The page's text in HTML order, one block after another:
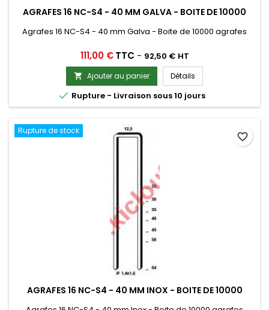
AGRAFES 16 NC-S4 - 40 MM GALVA - BOITE DE 10000
Agrafes 16 NC-S4 - 40 mm Galva - Boite de 10000 agrafes
Prix
111,00 € TTC - 92,50 € HT
 Ajouter au panier Détails
 Rupture - Livraison sous 10 jours
Rupture de stock
AGRAFES 16 NC-S4 - 40 MM INOX - BOITE DE 10000
favorite_border